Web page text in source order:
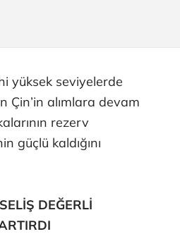
yüksek seviyelerde
Çin’in alımlara devam
rezerv
güçlü kaldığını
DEĞERLİ